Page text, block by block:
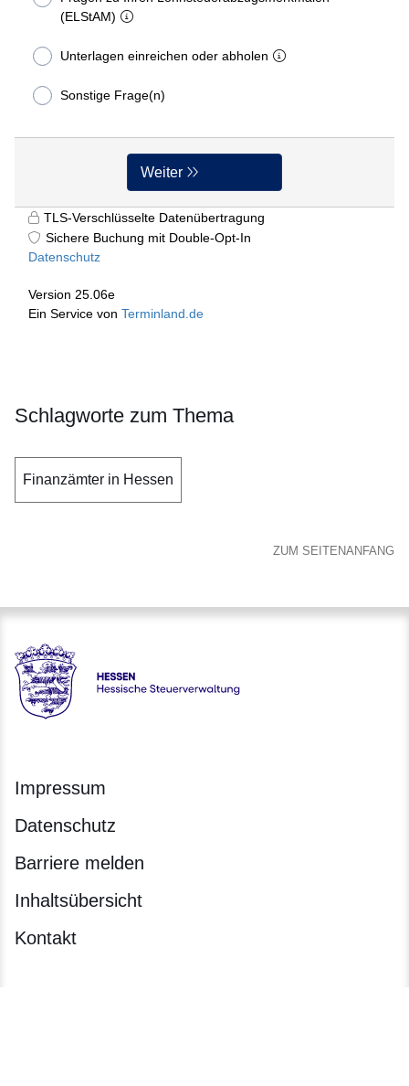
Schlagworte zum Thema
Finanzämter in Hessen
ZUM SEITENANFANG
Hessen - Hessische Steuerverwaltung
Impressum
Datenschutz
Barriere melden
Inhaltsübersicht
Kontakt